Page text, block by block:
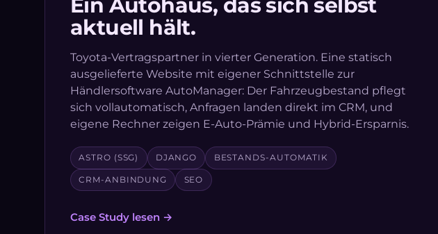
aktuell hält.
Toyota-Vertragspartner in vierter Generation. Eine statisch
ausgelieferte Website mit eigener Schnittstelle zur
Händlersoftware AutoManager: Der Fahrzeugbestand pflegt
sich vollautomatisch, Anfragen landen direkt im CRM, und
eigene Rechner zeigen E-Auto-Prämie und Hybrid-Ersparnis.
ASTRO (SSG) DJANGO BESTANDS-AUTOMATIK
CRM-ANBINDUNG SEO
Case Study lesen →